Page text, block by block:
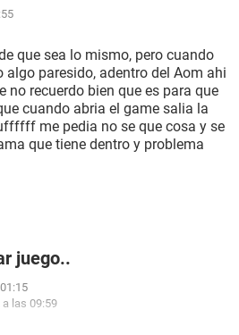
que sea lo mismo, pero cuando
algo paresido, adentro del Aom ahi
no recuerdo bien que es para que
cuando abria el game salia la
me pedia no se que cosa y se
que tiene dentro y problema
juego..
las 09:59